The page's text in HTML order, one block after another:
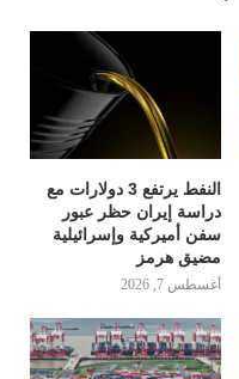
النفط يرتفع 3 دولارات مع
دراسة إيران حظر عبور
سفن أميركية وإسرائيلية
مضيق هرمز
أغسطس 7, 2026